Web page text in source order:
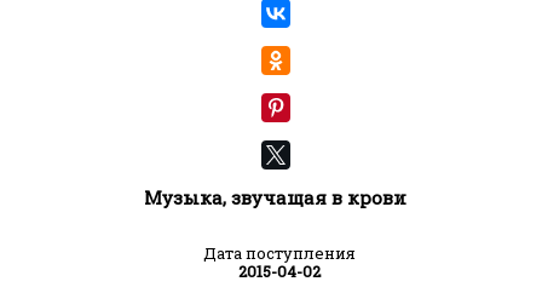
Музыка, звучащая в крови
Дата поступления
2015-04-02